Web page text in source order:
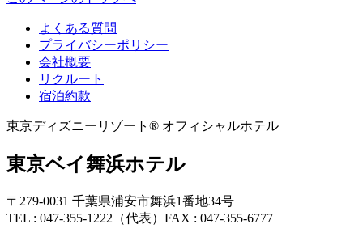
よくある質問
プライバシーポリシー
会社概要
リクルート
宿泊約款
東京ディズニーリゾート® オフィシャルホテル
東京ベイ舞浜ホテル
〒279-0031 千葉県浦安市舞浜1番地34号
TEL : 047-355-1222（代表） FAX : 047-355-6777